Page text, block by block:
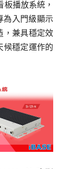
播放系統，
為入門級顯示
，兼具穩定效
候穩定運作的